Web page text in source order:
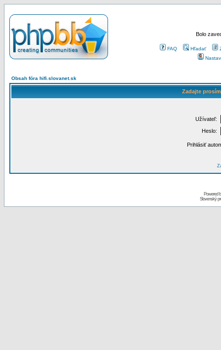
Bolo
FAQ Hľadať
Obsah fóra hifi.slovanet.sk
Zadajte
Užívateľ:
Heslo:
Prihlásiť
Powered
Slovenský